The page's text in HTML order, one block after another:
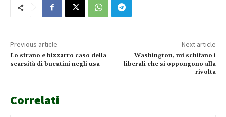
Previous article
Lo strano e bizzarro caso della
scarsità di bucatini negli usa
Next article
Washington, mi schifano i
liberali che si oppongono alla
rivolta
Correlati